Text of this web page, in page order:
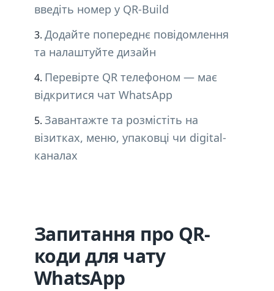
введіть номер у QR-Build
Додайте попереднє повідомлення
та налаштуйте дизайн
Перевірте QR телефоном — має
відкритися чат WhatsApp
Завантажте та розмістіть на
візитках, меню, упаковці чи digital-
каналах
Запитання про QR-
коди для чату
WhatsApp